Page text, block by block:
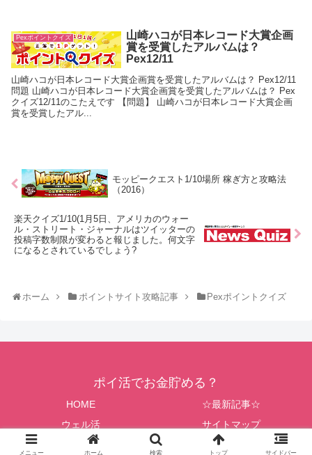
Pexポイントクイズ
山崎ハコが日本レコード大賞企画
賞を受賞したアルバムは？
Pex12/11
山崎ハコが日本レコード大賞企画賞を受賞したアルバムは？ Pex12/11
問題 山崎ハコが日本レコード大賞企画賞を受賞したアルバムは？ Pex
クイズ12/11のこたえです 【問題】 山崎ハコが日本レコード大賞企画
賞を受賞したアル...
モッピークエスト1/10場所 稼ぎ方と攻略法
（2016）
楽天クイズ1/10(1月5日、アメリカのウォー
ル・ストリート・ジャーナルはツイッターの
投稿字数制限が変わると報じました。何文字
になるとされているでしょう?
ホーム ポイントサイト攻略記事 Pexポイントクイズ
ポイ活でお金貯める？
HOME
☆最新記事☆
ウェル活
サイトマップ
© 2014 ポイ活でお金貯める？.
メニュー ホーム 検索 トップ サイドバー